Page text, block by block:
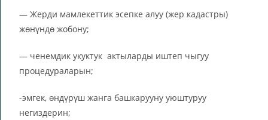
— Жерди мамлекеттик эсепке алуу (жер кадастры)
жөнүндө жобону;
— ченемдик укуктук актыларды иштеп чыгуу
процедураларын;
-эмгек, өндүрүш жанга башкарууну уюштуруу
негиздерин;